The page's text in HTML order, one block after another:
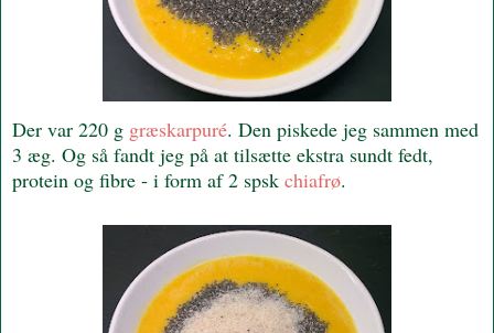
Der var 220 g græskarpuré. Den piskede jeg sammen med
3 æg. Og så fandt jeg på at tilsætte ekstra sundt fedt,
protein og fibre - i form af 2 spsk chiafrø.